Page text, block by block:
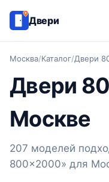
Двери
Москва/Каталог/Двери
Двери
Москве
207 моделей
800×2000» для